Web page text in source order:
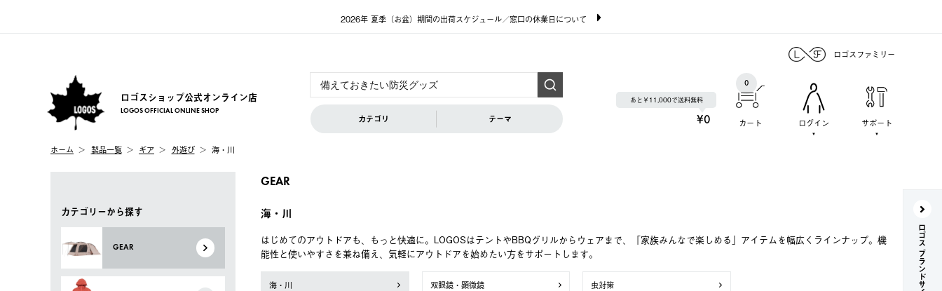
2026年 夏季（お盆）期間の出荷スケジュール／窓口の休業日について
ロゴスファミリー
ロゴスショップ公式オンライン店
LOGOS OFFICIAL ONLINE SHOP
カテゴリ テーマ
あと￥11,000で送料無料
¥0 カート
0
ログイン サポート
ホーム 製品一覧 ギア 外遊び 海・川
カテゴリーから探す
GEAR
GEAR
海・川
はじめてのアウトドアも、もっと快適に。LOGOSはテントやBBQグリルからウェアまで、「家族みんなで楽しめる」アイテムを幅広くラインナップ。機
能性と使いやすさを兼ね備え、気軽にアウトドアを始めたい方をサポートします。
海・川 双眼鏡・顕微鏡 虫対策 ロゴス ブランドサイト